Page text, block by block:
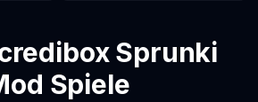
Sprunki
Spiele